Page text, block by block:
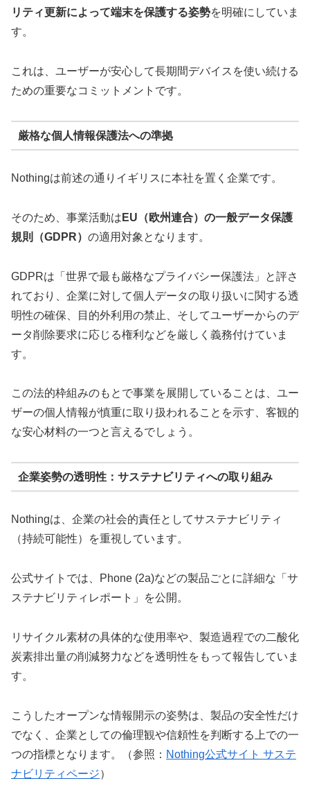
リティ更新によって端末を保護する姿勢を明確にしていま
す。
これは、ユーザーが安心して長期間デバイスを使い続ける
ための重要なコミットメントです。
厳格な個人情報保護法への準拠
Nothingは前述の通りイギリスに本社を置く企業です。
そのため、事業活動は EU（欧州連合）の一般データ保護
規則（GDPR） の適用対象となります。
GDPRは「世界で最も厳格なプライバシー保護法」と評さ
れており、企業に対して個人データの取り扱いに関する透
明性の確保、目的外利用の禁止、そしてユーザーからのデ
ータ削除要求に応じる権利などを厳しく義務付けていま
す。
この法的枠組みのもとで事業を展開していることは、ユー
ザーの個人情報が慎重に取り扱われることを示す、客観的
な安心材料の一つと言えるでしょう。
企業姿勢の透明性：サステナビリティへの取り組み
Nothingは、企業の社会的責任としてサステナビリティ
（持続可能性）を重視しています。
公式サイトでは、Phone (2a)などの製品ごとに詳細な「サ
ステナビリティレポート」を公開。
リサイクル素材の具体的な使用率や、製造過程での二酸化
炭素排出量の削減努力などを透明性をもって報告していま
す。
こうしたオープンな情報開示の姿勢は、製品の安全性だけ
でなく、企業としての倫理観や信頼性を判断する上での一
つの指標となります。（参照： Nothing公式サイト サステ
ナビリティページ）